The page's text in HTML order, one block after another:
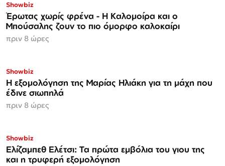
Showbiz
Έρωτας χωρίς φρένα - Η Καλομοίρα και ο
Μπούσαλης ζουν το πιο όμορφο καλοκαίρι
πριν 8 ώρες
Showbiz
Η εξομολόγηση της Μαρίας Ηλιάκη για τη μάχη που
έδινε σιωπηλά
πριν 8 ώρες
Showbiz
Ελίζαμπεθ Ελέτσι: Τα πρώτα εμβόλια του γιου της
και η τρυφερή εξομολόγηση